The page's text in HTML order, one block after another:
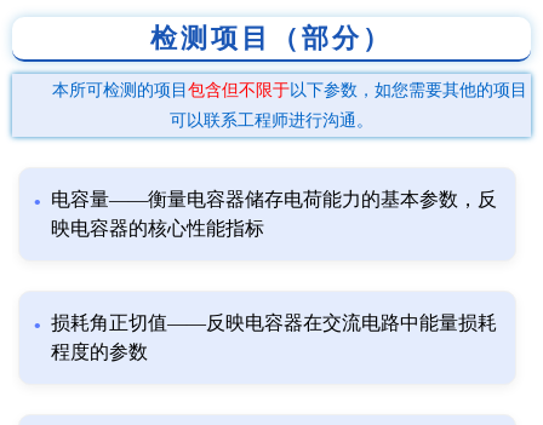
检测项目（部分）
本所可检测的项目 包含但不限于以下参数，如您需要其他的项目
可以联系工程师进行沟通。
电容量——衡量电容器储存电荷能力的基本参数，反
映电容器的核心性能指标
损耗角正切值——反映电容器在交流电路中能量损耗
程度的参数